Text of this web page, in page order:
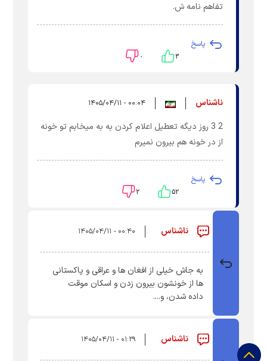
تفاهم نامه ش.
پاسخ
۳ ۰
ناشناس ۰۰:۰۴ - ۱۴۰۵/۰۴/۱۱
2 3 روز دیگه تعطیل اعلام کردن به به میخابم تو خونه
از در خونه هم بیرون نمیرم
پاسخ
۵۲ ۲
ناشناس ۰۰:۴۰ - ۱۴۰۵/۰۴/۱۱
به جاش خیلی از افغان ها و عراقی و پاکستانی
ها از خونشون بیرون زدن و اسکان موقت
داده شدن، و....
ناشناس ۰۱:۲۹ - ۱۴۰۵/۰۴/۱۱